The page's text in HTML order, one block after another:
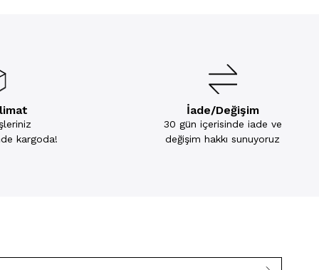
kargoda!
İade/Değişim
30 gün içerisinde iade ve
değişim hakkı sunuyoruz